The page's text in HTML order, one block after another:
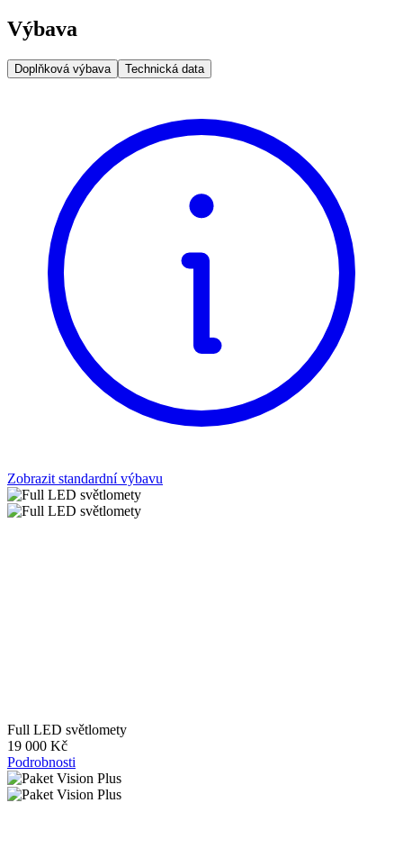
Výbava
Doplňková výbava Technická data
Zobrazit standardní výbavu
Full LED světlomety
19 000 Kč
Podrobnosti